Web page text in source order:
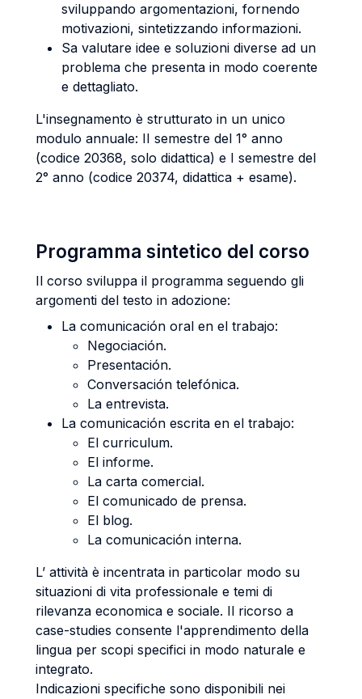
sviluppando argomentazioni, fornendo
motivazioni, sintetizzando informazioni.
Sa valutare idee e soluzioni diverse ad un
problema che presenta in modo coerente
e dettagliato.
L'insegnamento è strutturato in un unico
modulo annuale: II semestre del 1° anno
(codice 20368, solo didattica) e I semestre del
2° anno (codice 20374, didattica + esame).
Programma sintetico del corso
Il corso sviluppa il programma seguendo gli
argomenti del testo in adozione:
La comunicación oral en el trabajo:
Negociación.
Presentación.
Conversación telefónica.
La entrevista.
La comunicación escrita en el trabajo:
El curriculum.
El informe.
La carta comercial.
El comunicado de prensa.
El blog.
La comunicación interna.
L’ attività è incentrata in particolar modo su
situazioni di vita professionale e temi di
rilevanza economica e sociale. Il ricorso a
case-studies consente l'apprendimento della
lingua per scopi specifici in modo naturale e
integrato.
Indicazioni specifiche sono disponibili nei